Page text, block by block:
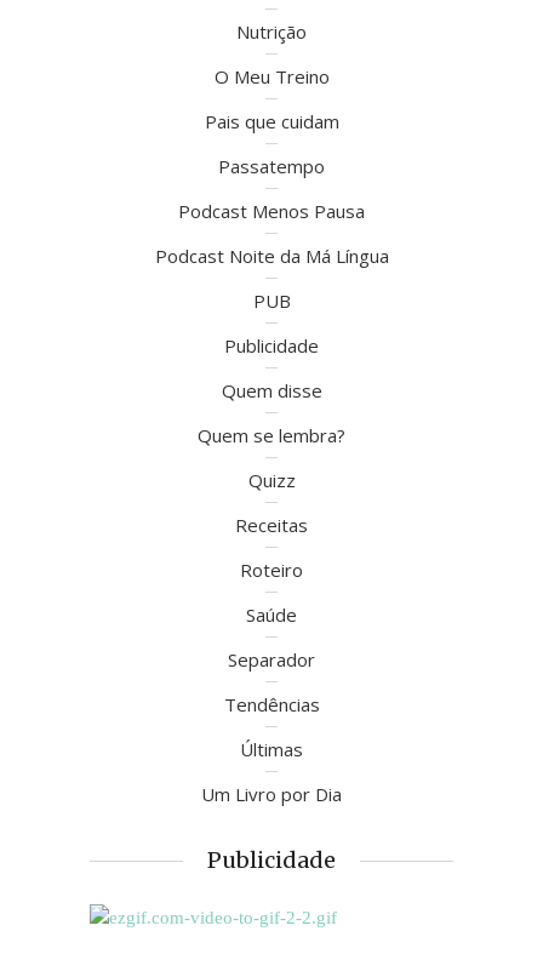
Nutrição
O Meu Treino
Pais que cuidam
Passatempo
Podcast Menos Pausa
Podcast Noite da Má Língua
PUB
Publicidade
Quem disse
Quem se lembra?
Quizz
Receitas
Roteiro
Saúde
Separador
Tendências
Últimas
Um Livro por Dia
Publicidade